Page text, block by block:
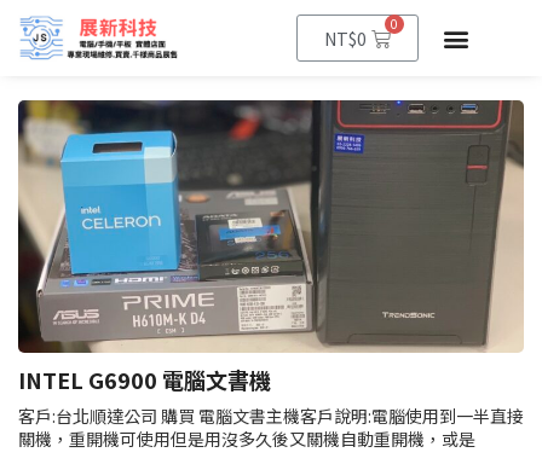
NT$0
0
INTEL G6900 電腦文書機
客戶:台北順達公司 購買 電腦文書主機客戶說明:電腦使用到一半直接
關機，重開機可使用但是用沒多久後又關機自動重開機，或是